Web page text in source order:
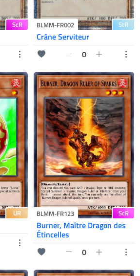
ScR BLMM-FR002 StR
Crâne Serviteur
0
UR BLMM-FR123 ScR
Burner, Maître Dragon des
Étincelles
0